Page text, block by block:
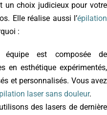
un choix judicieux pour votre
Elle réalise aussi l’épilation
:
est composée de
en esthétique expérimentés,
et personnalisés. Vous avez
laser sans douleur.
des lasers de dernière